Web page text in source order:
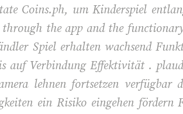
Coins.ph, um Kinderspiel
the app and the
Spiel erhalten wachsend
auf Verbindung Effektivität .
lehnen fortsetzen
ein Risiko eingehen